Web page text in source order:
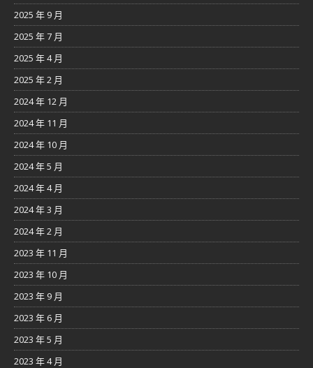
2025 年 9 月
2025 年 7 月
2025 年 4 月
2025 年 2 月
2024 年 12 月
2024 年 11 月
2024 年 10 月
2024 年 5 月
2024 年 4 月
2024 年 3 月
2024 年 2 月
2023 年 11 月
2023 年 10 月
2023 年 9 月
2023 年 6 月
2023 年 5 月
2023 年 4 月